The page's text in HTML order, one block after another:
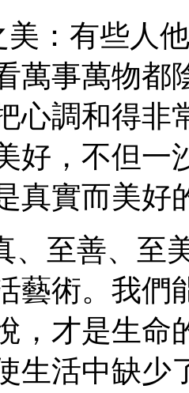
美：有些人
萬事萬物都
心調和得非
好，不但
真實而美好
、至善、至
藝術。我們
，才是生命
生活中缺少